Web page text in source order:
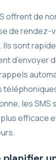
offrent de
de rendez-
sont
d’envoyer
les SMS
efficace